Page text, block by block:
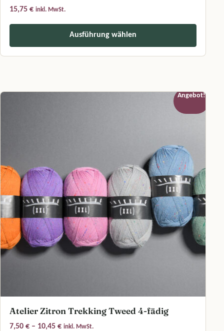
15,75 € inkl. MwSt.
Ausführung wählen
Angebot!
Atelier Zitron Trekking Tweed 4-fädig
7,50 € – 10,45 €Preisspanne: 7,50 € bis 10,45 €
inkl. MwSt.